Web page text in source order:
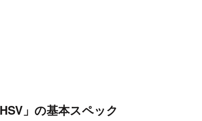
」の基本スペック